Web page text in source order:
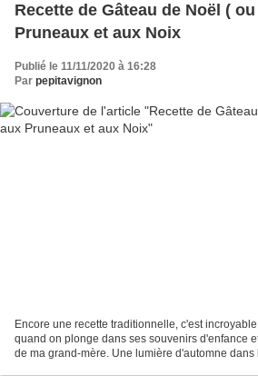
Recette de Gâteau de Noël (
Pruneaux et aux Noix
Publié le 11/11/2020 à 16:28
Par pepitavignon
Encore une recette traditionnelle, c'est
quand on plonge dans ses souvenirs d'enfance
de ma grand-mère. Une lumière d'automne